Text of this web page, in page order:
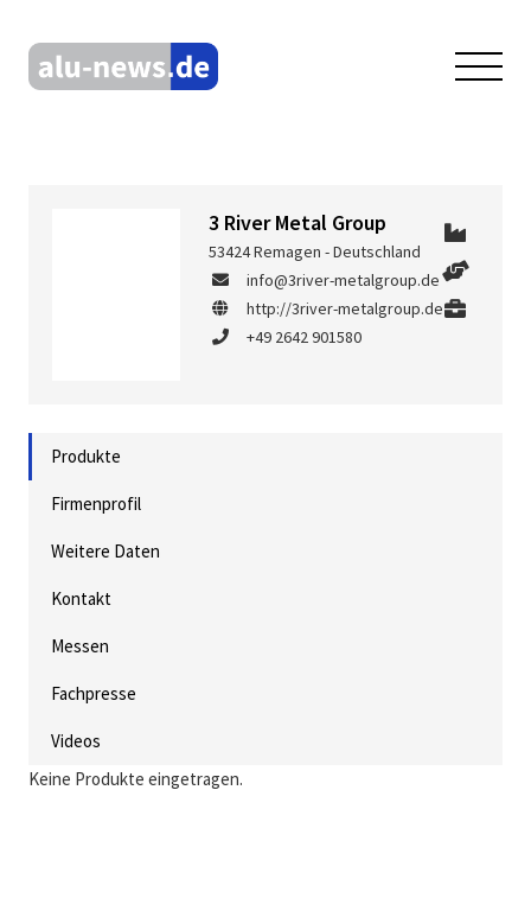
3 River Metal Group
53424 Remagen - Deutschland
info@3river-metalgroup.de
http://3river-metalgroup.de
+49 2642 901580
Produkte
Firmenprofil
Weitere Daten
Kontakt
Messen
Fachpresse
Videos
Keine Produkte eingetragen.